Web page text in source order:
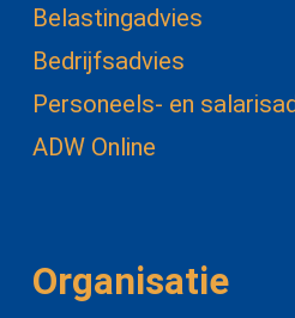
Belastingadvies
Bedrijfsadvies
Personeels- en
ADW Online
Organisatie